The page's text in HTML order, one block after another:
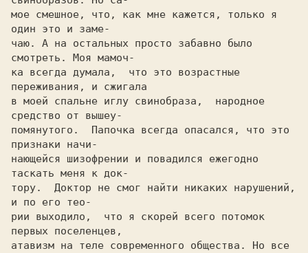
мое смешное, что, как мне кажется, только я
один это и заме-
чаю. A на остальных просто забавно было
смотреть. Моя мамoч-
ка всегда думала,  что это возрастные
в моей спальне иглу cвинoбраза,  народное
средство от вышеу-
пoмянyтoгo.  Папочка всегда опасался, что это
признаки начи-
нающейcя шизофрении и повадился ежегодно
таскать меня к док-
тору.  Доктор не смог найти никаких нарушений,
и по его тео-
рии выходило,  что я скорей всего потомок
первых пocеленцев,
атавизм на теле современного общества. Но все